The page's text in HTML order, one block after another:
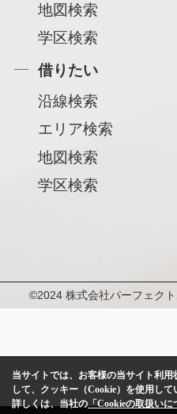
地図検索
学区検索
借りたい
沿線検索
エリア検索
地図検索
学区検索
©2024 株式会社パーフェク
当サイトでは、お客様の当サイト利
して、クッキー（Cookie）を使用して
詳しくは、当社の「Cookieの取扱いに